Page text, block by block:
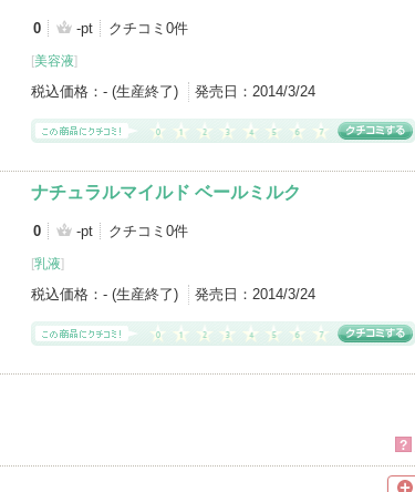
0 -pt クチコミ0件
[美容液]
税込価格： - (生産終了) 発売日： 2014/3/24
ナチュラルマイルド ベールミルク
0 -pt クチコミ0件
[乳液]
税込価格： - (生産終了) 発売日： 2014/3/24
?